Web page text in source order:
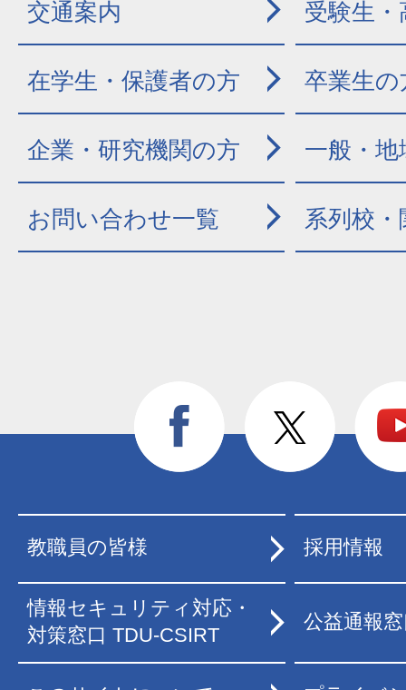
交通案内 受験生
在学生・保護者の方 卒業生の
企業・研究機関の方 一般・地
お問い合わせ一覧 系列校
教職員の皆様 採用情報
情報セキュリティ対応・
対策窓口 TDU-CSIRT
公益通報